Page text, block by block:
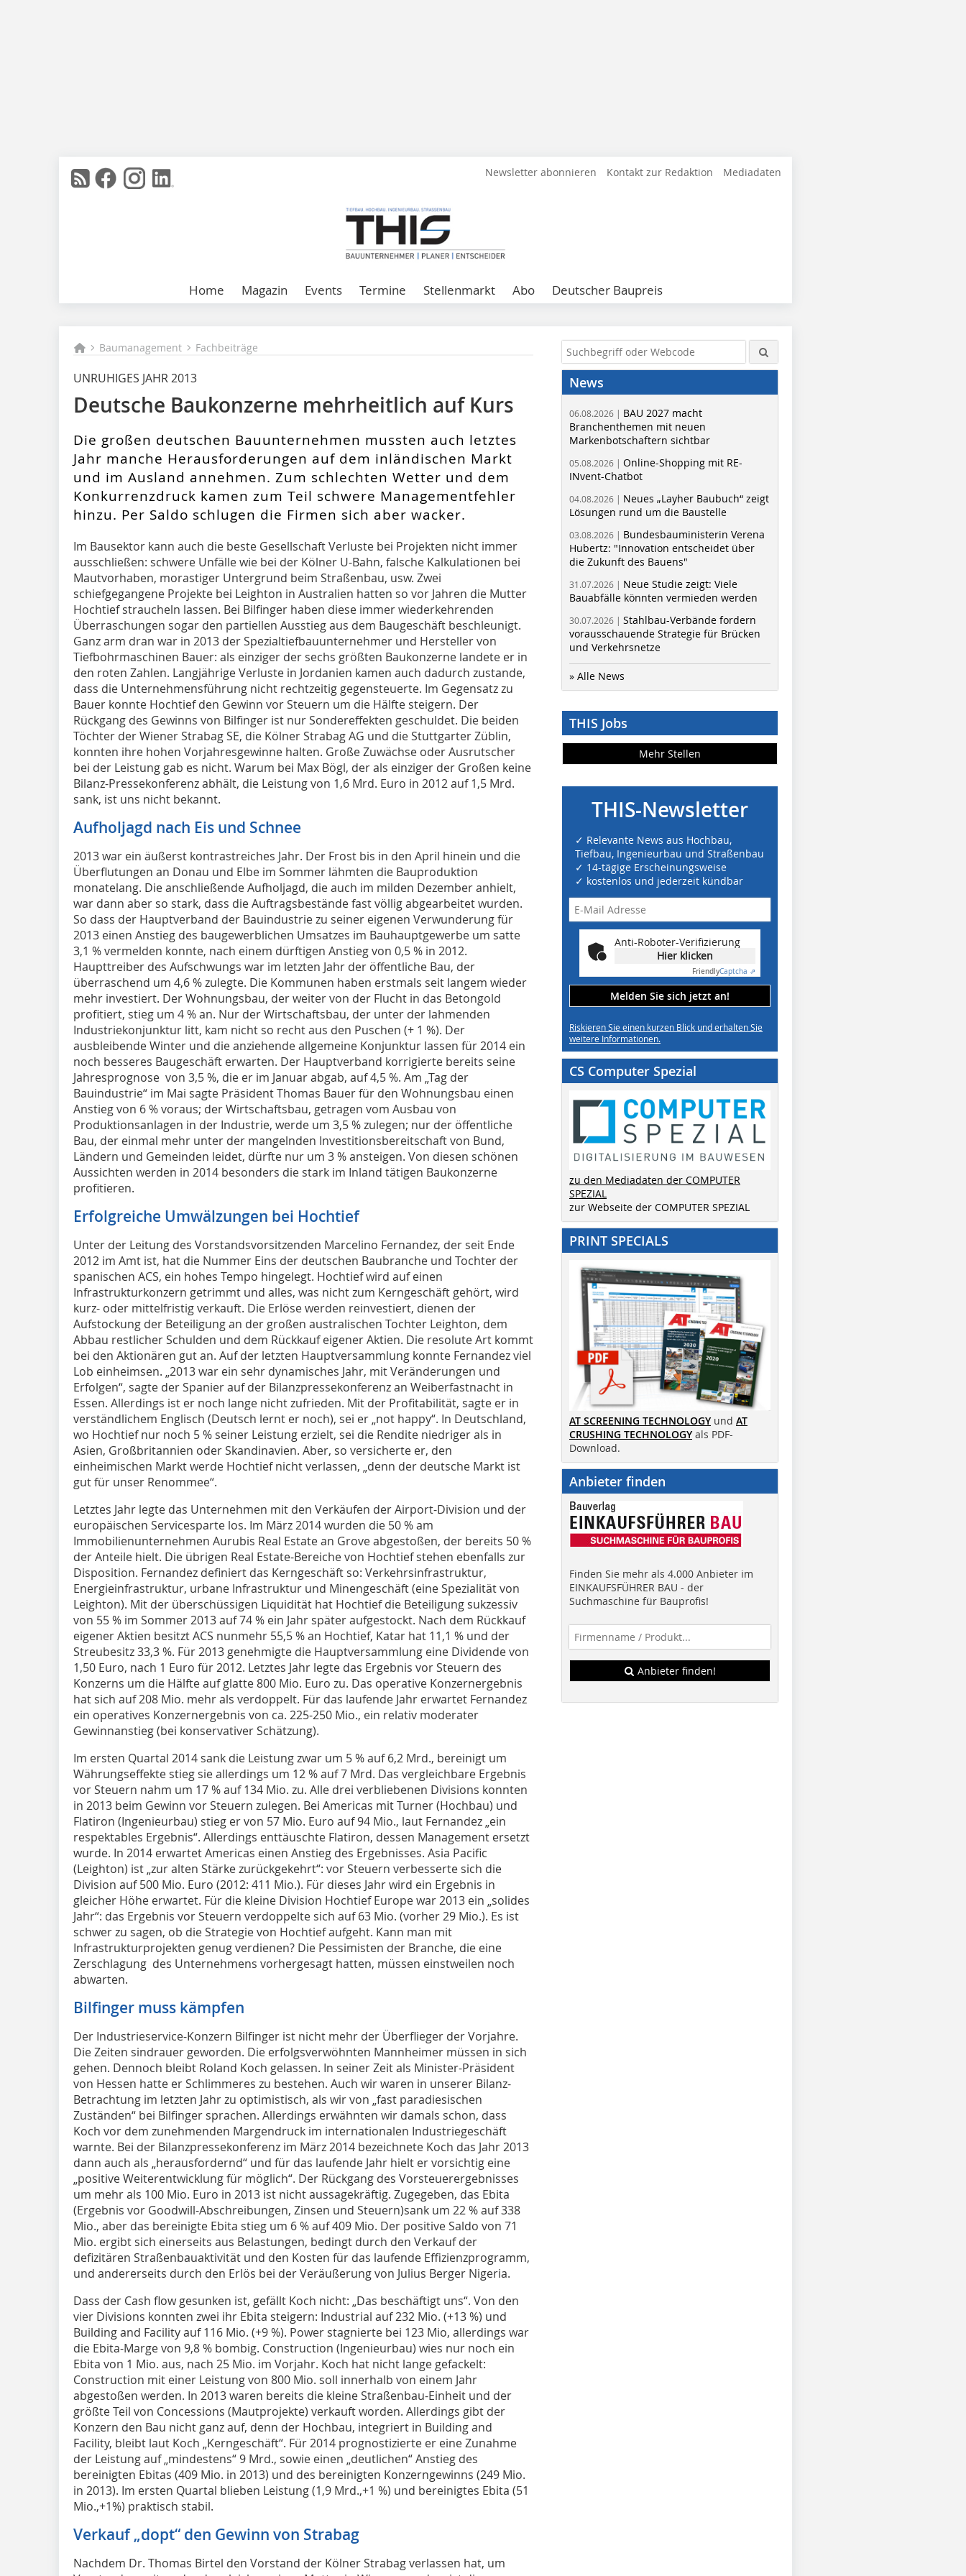
Newsletter abonnieren Kontakt zur Redaktion Mediadaten
Home Magazin Events Termine Stellenmarkt Abo Deutscher Baupreis
Baumanagement Fachbeiträge
UNRUHIGES JAHR 2013
Deutsche Baukonzerne mehrheitlich auf Kurs
Die großen deutschen Bauunternehmen mussten auch letztes
Jahr manche Herausforderungen auf dem inländischen Markt
und im Ausland annehmen. Zum schlechten Wetter und dem
Konkurrenzdruck kamen zum Teil schwere Managementfehler
hinzu. Per Saldo schlugen die Firmen sich aber wacker.
Im Bausektor kann auch die beste Gesellschaft Verluste bei Projekten nicht immer
ausschließen: schwere Unfälle wie bei der Kölner U-Bahn, falsche Kalkulationen bei
Mautvorhaben, morastiger Untergrund beim Straßenbau, usw. Zwei
schiefgegangene Projekte bei Leighton in Australien hatten so vor Jahren die Mutter
Hochtief straucheln lassen. Bei Bilfinger haben diese immer wiederkehrenden
Überraschungen sogar den partiellen Ausstieg aus dem Baugeschäft beschleunigt.
Ganz arm dran war in 2013 der Spezialtiefbauunternehmer und Hersteller von
Tiefbohrmaschinen Bauer: als einziger der sechs größten Baukonzerne landete er in
den roten Zahlen. Langjährige Verluste in Jordanien kamen auch dadurch zustande,
dass die Unternehmensführung nicht rechtzeitig gegensteuerte. Im Gegensatz zu
Bauer konnte Hochtief den Gewinn vor Steuern um die Hälfte steigern. Der
Rückgang des Gewinns von Bilfinger ist nur Sondereffekten geschuldet. Die beiden
Töchter der Wiener Strabag SE, die Kölner Strabag AG und die Stuttgarter Züblin,
konnten ihre hohen Vorjahresgewinne halten. Große Zuwächse oder Ausrutscher
bei der Leistung gab es nicht. Warum bei Max Bögl, der als einziger der Großen keine
Bilanz-Pressekonferenz abhält, die Leistung von 1,6 Mrd. Euro in 2012 auf 1,5 Mrd.
sank, ist uns nicht bekannt.
Aufholjagd nach Eis und Schnee
2013 war ein äußerst kontrastreiches Jahr. Der Frost bis in den April hinein und die
Überflutungen an Donau und Elbe im Sommer lähmten die Bauproduktion
monatelang. Die anschließende Aufholjagd, die auch im milden Dezember anhielt,
war dann aber so stark, dass die Auftragsbestände fast völlig abgearbeitet wurden.
So dass der Hauptverband der Bauindustrie zu seiner eigenen Verwunderung für
2013 einen Anstieg des baugewerblichen Umsatzes im Bauhauptgewerbe um satte
3,1 % vermelden konnte, nach einem dürftigen Anstieg von 0,5 % in 2012.
Haupttreiber des Aufschwungs war im letzten Jahr der öffentliche Bau, der
überraschend um 4,6 % zulegte. Die Kommunen haben erstmals seit langem wieder
mehr investiert. Der Wohnungsbau, der weiter von der Flucht in das Betongold
profitiert, stieg um 4 % an. Nur der Wirtschaftsbau, der unter der lahmenden
Industriekonjunktur litt, kam nicht so recht aus den Puschen (+ 1 %). Der
ausbleibende Winter und die anziehende allgemeine Konjunktur lassen für 2014 ein
noch besseres Baugeschäft erwarten. Der Hauptverband korrigierte bereits seine
Jahresprognose von 3,5 %, die er im Januar abgab, auf 4,5 %. Am „Tag der
Bauindustrie“ im Mai sagte Präsident Thomas Bauer für den Wohnungsbau einen
Anstieg von 6 % voraus; der Wirtschaftsbau, getragen vom Ausbau von
Produktionsanlagen in der Industrie, werde um 3,5 % zulegen; nur der öffentliche
Bau, der einmal mehr unter der mangelnden Investitionsbereitschaft von Bund,
Ländern und Gemeinden leidet, dürfte nur um 3 % ansteigen. Von diesen schönen
Aussichten werden in 2014 besonders die stark im Inland tätigen Baukonzerne
profitieren.
Erfolgreiche Umwälzungen bei Hochtief
Unter der Leitung des Vorstandsvorsitzenden Marcelino Fernandez, der seit Ende
2012 im Amt ist, hat die Nummer Eins der deutschen Baubranche und Tochter der
spanischen ACS, ein hohes Tempo hingelegt. Hochtief wird auf einen
Infrastrukturkonzern getrimmt und alles, was nicht zum Kerngeschäft gehört, wird
kurz- oder mittelfristig verkauft. Die Erlöse werden reinvestiert, dienen der
Aufstockung der Beteiligung an der großen australischen Tochter Leighton, dem
Abbau restlicher Schulden und dem Rückkauf eigener Aktien. Die resolute Art kommt
bei den Aktionären gut an. Auf der letzten Hauptversammlung konnte Fernandez viel
Lob einheimsen. „2013 war ein sehr dynamisches Jahr, mit Veränderungen und
Erfolgen“, sagte der Spanier auf der Bilanzpressekonferenz an Weiberfastnacht in
Essen. Allerdings ist er noch lange nicht zufrieden. Mit der Profitabilität, sagte er in
verständlichem Englisch (Deutsch lernt er noch), sei er „not happy“. In Deutschland,
wo Hochtief nur noch 5 % seiner Leistung erzielt, sei die Rendite niedriger als in
Asien, Großbritannien oder Skandinavien. Aber, so versicherte er, den
einheimischen Markt werde Hochtief nicht verlassen, „denn der deutsche Markt ist
gut für unser Renommee“.
Letztes Jahr legte das Unternehmen mit den Verkäufen der Airport-Division und der
europäischen Servicesparte los. Im März 2014 wurden die 50 % am
Immobilienunternehmen Aurubis Real Estate an Grove abgestoßen, der bereits 50 %
der Anteile hielt. Die übrigen Real Estate-Bereiche von Hochtief stehen ebenfalls zur
Disposition. Fernandez definiert das Kerngeschäft so: Verkehrsinfrastruktur,
Energieinfrastruktur, urbane Infrastruktur und Minengeschäft (eine Spezialität von
Leighton). Mit der überschüssigen Liquidität hat Hochtief die Beteiligung sukzessiv
von 55 % im Sommer 2013 auf 74 % ein Jahr später aufgestockt. Nach dem Rückkauf
eigener Aktien besitzt ACS nunmehr 55,5 % an Hochtief, Katar hat 11,1 % und der
Streubesitz 33,3 %. Für 2013 genehmigte die Hauptversammlung eine Dividende von
1,50 Euro, nach 1 Euro für 2012. Letztes Jahr legte das Ergebnis vor Steuern des
Konzerns um die Hälfte auf glatte 800 Mio. Euro zu. Das operative Konzernergebnis
hat sich auf 208 Mio. mehr als verdoppelt. Für das laufende Jahr erwartet Fernandez
ein operatives Konzernergebnis von ca. 225-250 Mio., ein relativ moderater
Gewinnanstieg (bei konservativer Schätzung).
Im ersten Quartal 2014 sank die Leistung zwar um 5 % auf 6,2 Mrd., bereinigt um
Währungseffekte stieg sie allerdings um 12 % auf 7 Mrd. Das vergleichbare Ergebnis
vor Steuern nahm um 17 % auf 134 Mio. zu. Alle drei verbliebenen Divisions konnten
in 2013 beim Gewinn vor Steuern zulegen. Bei Americas mit Turner (Hochbau) und
Flatiron (Ingenieurbau) stieg er von 57 Mio. Euro auf 94 Mio., laut Fernandez „ein
respektables Ergebnis“. Allerdings enttäuschte Flatiron, dessen Management ersetzt
wurde. In 2014 erwartet Americas einen Anstieg des Ergebnisses. Asia Pacific
(Leighton) ist „zur alten Stärke zurückgekehrt“: vor Steuern verbesserte sich die
Division auf 500 Mio. Euro (2012: 411 Mio.). Für dieses Jahr wird ein Ergebnis in
gleicher Höhe erwartet. Für die kleine Division Hochtief Europe war 2013 ein „solides
Jahr“: das Ergebnis vor Steuern verdoppelte sich auf 63 Mio. (vorher 29 Mio.). Es ist
schwer zu sagen, ob die Strategie von Hochtief aufgeht. Kann man mit
Infrastrukturprojekten genug verdienen? Die Pessimisten der Branche, die eine
Zerschlagung des Unternehmens vorhergesagt hatten, müssen einstweilen noch
abwarten.
Bilfinger muss kämpfen
Der Industrieservice-Konzern Bilfinger ist nicht mehr der Überflieger der Vorjahre.
Die Zeiten sindrauer geworden. Die erfolgsverwöhnten Mannheimer müssen in sich
gehen. Dennoch bleibt Roland Koch gelassen. In seiner Zeit als Minister-Präsident
von Hessen hatte er Schlimmeres zu bestehen. Auch wir waren in unserer Bilanz-
Betrachtung im letzten Jahr zu optimistisch, als wir von „fast paradiesischen
Zuständen“ bei Bilfinger sprachen. Allerdings erwähnten wir damals schon, dass
Koch vor dem zunehmenden Margendruck im internationalen Industriegeschäft
warnte. Bei der Bilanzpressekonferenz im März 2014 bezeichnete Koch das Jahr 2013
dann auch als „herausfordernd“ und für das laufende Jahr hielt er vorsichtig eine
„positive Weiterentwicklung für möglich“. Der Rückgang des Vorsteuerergebnisses
um mehr als 100 Mio. Euro in 2013 ist nicht aussagekräftig. Zugegeben, das Ebita
(Ergebnis vor Goodwill-Abschreibungen, Zinsen und Steuern)sank um 22 % auf 338
Mio., aber das bereinigte Ebita stieg um 6 % auf 409 Mio. Der positive Saldo von 71
Mio. ergibt sich einerseits aus Belastungen, bedingt durch den Verkauf der
defizitären Straßenbauaktivität und den Kosten für das laufende Effizienzprogramm,
und andererseits durch den Erlös bei der Veräußerung von Julius Berger Nigeria.
Dass der Cash flow gesunken ist, gefällt Koch nicht: „Das beschäftigt uns“. Von den
vier Divisions konnten zwei ihr Ebita steigern: Industrial auf 232 Mio. (+13 %) und
Building and Facility auf 116 Mio. (+9 %). Power stagnierte bei 123 Mio, allerdings war
die Ebita-Marge von 9,8 % bombig. Construction (Ingenieurbau) wies nur noch ein
Ebita von 1 Mio. aus, nach 25 Mio. im Vorjahr. Koch hat nicht lange gefackelt:
Construction mit einer Leistung von 800 Mio. soll innerhalb von einem Jahr
abgestoßen werden. In 2013 waren bereits die kleine Straßenbau-Einheit und der
größte Teil von Concessions (Mautprojekte) verkauft worden. Allerdings gibt der
Konzern den Bau nicht ganz auf, denn der Hochbau, integriert in Building and
Facility, bleibt laut Koch „Kerngeschäft“. Für 2014 prognostizierte er eine Zunahme
der Leistung auf „mindestens“ 9 Mrd., sowie einen „deutlichen“ Anstieg des
bereinigten Ebitas (409 Mio. in 2013) und des bereinigten Konzerngewinns (249 Mio.
in 2013). Im ersten Quartal blieben Leistung (1,9 Mrd.,+1 %) und bereinigtes Ebita (51
Mio.,+1%) praktisch stabil.
Verkauf „dopt“ den Gewinn von Strabag
Nachdem Dr. Thomas Birtel den Vorstand der Kölner Strabag verlassen hat, um
News
06.08.2026 | BAU 2027 macht
Branchenthemen mit neuen
Markenbotschaftern sichtbar
05.08.2026 | Online-Shopping mit RE-
INvent-Chatbot
04.08.2026 | Neues „Layher Baubuch“ zeigt
Lösungen rund um die Baustelle
03.08.2026 | Bundesbauministerin Verena
Hubertz: "Innovation entscheidet über
die Zukunft des Bauens"
31.07.2026 | Neue Studie zeigt: Viele
Bauabfälle könnten vermieden werden
30.07.2026 | Stahlbau-Verbände fordern
vorausschauende Strategie für Brücken
und Verkehrsnetze
» Alle News
THIS Jobs
Mehr Stellen
THIS-Newsletter
✓ Relevante News aus Hochbau,
Tiefbau, Ingenieurbau und Straßenbau
✓ 14-tägige Erscheinungsweise
✓ kostenlos und jederzeit kündbar
Anti-Roboter-Verifizierung
Hier klicken
FriendlyCaptcha ⇗
Melden Sie sich jetzt an!
Riskieren Sie einen kurzen Blick und erhalten Sie
weitere Informationen.
CS Computer Spezial
zu den Mediadaten der COMPUTER
SPEZIAL
zur Webseite der COMPUTER SPEZIAL
PRINT SPECIALS
AT SCREENING TECHNOLOGY und AT
CRUSHING TECHNOLOGY als PDF-
Download.
Anbieter finden
Finden Sie mehr als 4.000 Anbieter im
EINKAUFSFÜHRER BAU - der
Suchmaschine für Bauprofis!
Anbieter finden!